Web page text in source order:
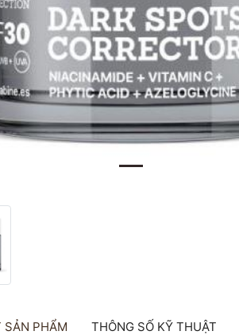
SẢN PHẨM THÔNG SỐ KỸ THUẬT